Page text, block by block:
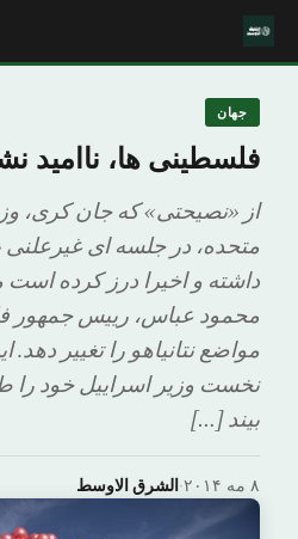
جهان
فلسطینی ها، ناامید
از «نصیحتی» که جان کری،
متحده، در جلسه ای غیرعلنی
داشته و اخیرا درز کرده
محمود عباس، رییس جمهور
مواضع نتانیاهو را تغییر
نخست وزیر اسراییل خود را
بیند […]
الشرق الاوسط· ۸ مه ۲۰۱۴